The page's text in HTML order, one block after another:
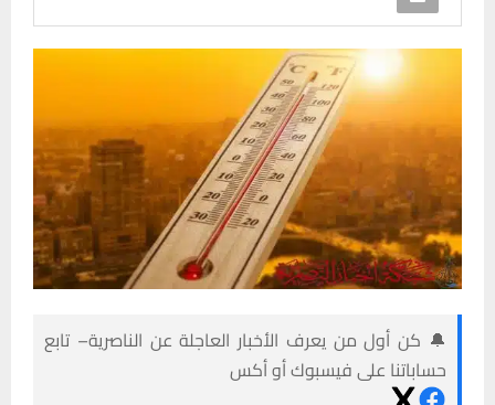
🔔 كن أول من يعرف الأخبار العاجلة عن الناصرية– تابع
حساباتنا على فيسبوك أو أكس